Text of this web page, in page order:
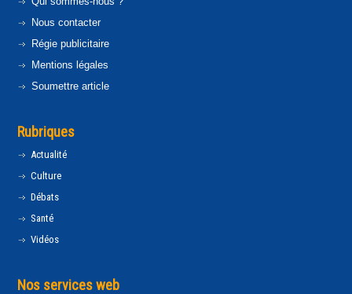
Nous contacter
Régie publicitaire
Mentions légales
Soumettre article
Rubriques
Actualité
Culture
Débats
Santé
Vidéos
Nos services web